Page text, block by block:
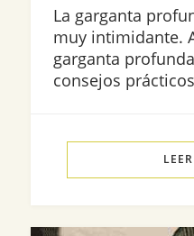
La garganta
muy intimidante.
garganta
consejos